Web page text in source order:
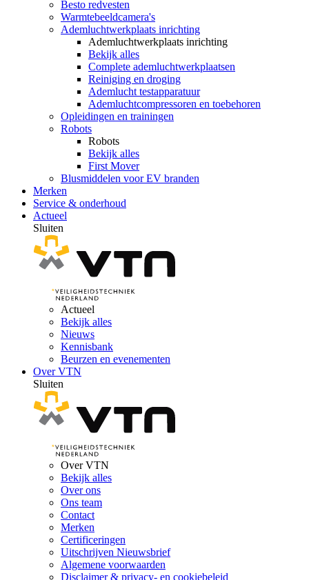
Besto redvesten
Warmtebeeldcamera's
Ademluchtwerkplaats inrichting
Ademluchtwerkplaats inrichting
Bekijk alles
Complete ademluchtwerkplaatsen
Reiniging en droging
Ademlucht testapparatuur
Ademluchtcompressoren en toebehoren
Opleidingen en trainingen
Robots
Robots
Bekijk alles
First Mover
Blusmiddelen voor EV branden
Merken
Service & onderhoud
Actueel
Sluiten
Actueel
Bekijk alles
Nieuws
Kennisbank
Beurzen en evenementen
Over VTN
Sluiten
Over VTN
Bekijk alles
Over ons
Ons team
Contact
Merken
Certificeringen
Uitschrijven Nieuwsbrief
Algemene voorwaarden
Disclaimer & privacy- en cookiebeleid